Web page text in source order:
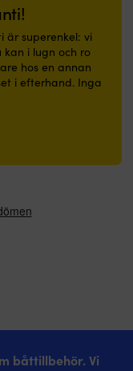
är superenkel: vi
i lugn och ro
hos en annan
i efterhand. Inga
båttillbehör. Vi